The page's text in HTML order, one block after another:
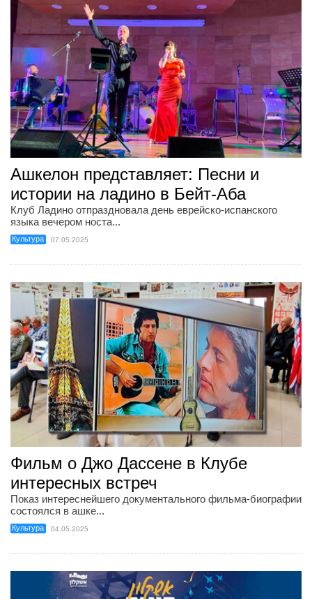
Ашкелон представляет: Песни и
истории на ладино в Бейт-Аба
Клуб Ладино отпраздновала день еврейско-испанского
языка вечером носта...
Культура 07.05.2025
Фильм о Джо Дассене в Клубе
интересных встреч
Показ интереснейшего документального фильма-биографии
состоялся в ашке...
Культура 04.05.2025